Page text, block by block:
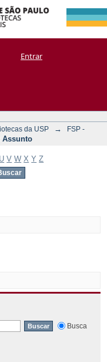
Entrar
da USP →
FSP -
Assunto
U V W X Y Z
Busca